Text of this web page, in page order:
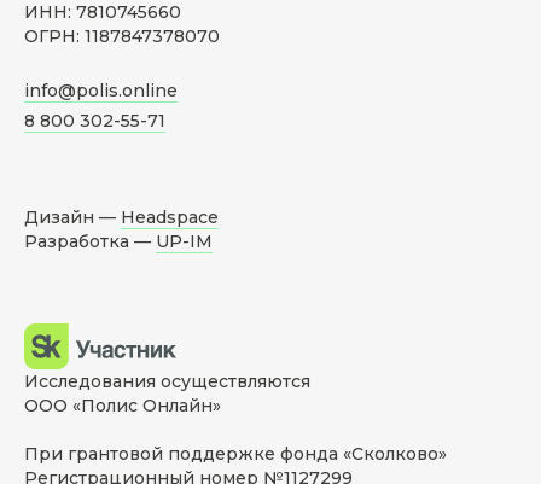
ИНН: 7810745660
ОГРН: 1187847378070
info@polis.online
8 800 302-55-71
Дизайн — Headspace
Разработка — UP-IM
Исследования осуществляются
ООО «Полис Онлайн»
При грантовой поддержке фонда «Сколково»
Регистрационный номер №1127299